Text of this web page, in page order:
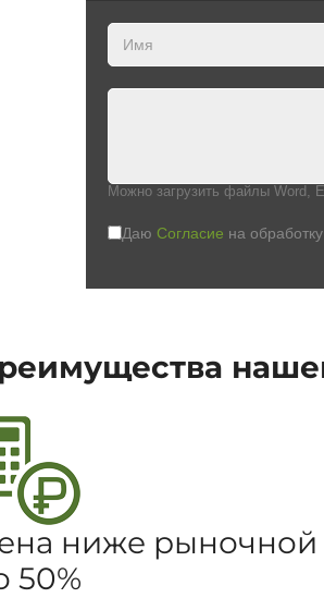
Можно загрузить файлы Word,
Даю Согласие на
ниже рыночной
50%